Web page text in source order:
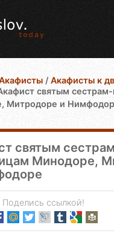
/Акафисты к
святым
Митродоре и
святым
Минодоре,
Поделись ссылкой!